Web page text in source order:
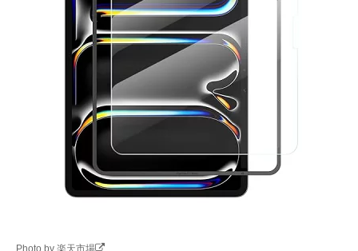
Photo by 楽天市場